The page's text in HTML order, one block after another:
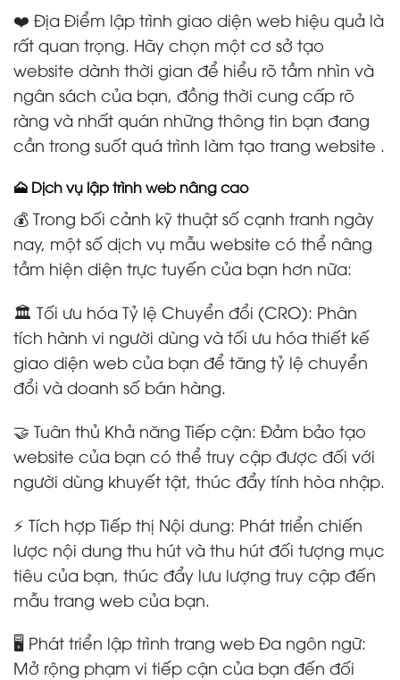
❤️ Địa Điểm lập trình giao diện web hiệu quả là
rất quan trọng. Hãy chọn một cơ sở tạo
website dành thời gian để hiểu rõ tầm nhìn và
ngân sách của bạn, đồng thời cung cấp rõ
ràng và nhất quán những thông tin bạn đang
cần trong suốt quá trình làm tạo trang website .
🗻 Dịch vụ lập trình web nâng cao
💰 Trong bối cảnh kỹ thuật số cạnh tranh ngày
nay, một số dịch vụ mẫu website có thể nâng
tầm hiện diện trực tuyến của bạn hơn nữa:
🏛️ Tối ưu hóa Tỷ lệ Chuyển đổi (CRO): Phân
tích hành vi người dùng và tối ưu hóa thiết kế
giao diện web của bạn để tăng tỷ lệ chuyển
đổi và doanh số bán hàng.
🤝 Tuân thủ Khả năng Tiếp cận: Đảm bảo tạo
website của bạn có thể truy cập được đối với
người dùng khuyết tật, thúc đẩy tính hòa nhập.
⚡ Tích hợp Tiếp thị Nội dung: Phát triển chiến
lược nội dung thu hút và thu hút đối tượng mục
tiêu của bạn, thúc đẩy lưu lượng truy cập đến
mẫu trang web của bạn.
🖥️ Phát triển lập trình trang web Đa ngôn ngữ:
Mở rộng phạm vi tiếp cận của bạn đến đối